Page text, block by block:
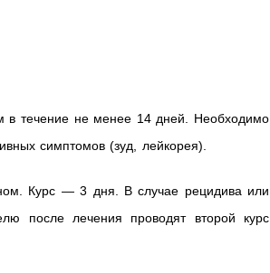
в течение не менее 14 дней. Необходимо
симптомов (зуд, лейкорея).
Курс — 3 дня. В случае рецидива или
после лечения проводят второй курс